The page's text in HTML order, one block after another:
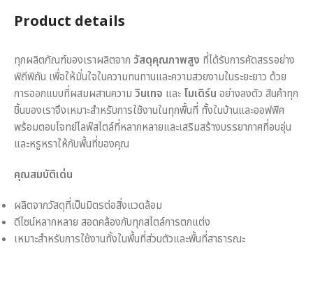
Product details
ทุกผลิตภัณฑ์ของเราผลิตจาก วัสดุคุณภาพสูง ที่ได้รับการคัดสรรอย่าง
พิถีพิถัน เพื่อให้มั่นใจในความทนทานและความสวยงามในระยะยาว ด้วย
การออกแบบที่ผสมผสานความ วินเทจ และ โมเดิร์น อย่างลงตัว สินค้าทุก
ชิ้นของเราจึงเหมาะสำหรับการใช้งานในทุกพื้นที่ ทั้งในบ้านและออฟฟิศ
พร้อมตอบโจทย์ไลฟ์สไตล์ที่หลากหลายและเสริมสร้างบรรยากาศที่อบอุ่น
และหรูหราให้กับพื้นที่ของคุณ
คุณสมบัติเด่น
ผลิตจากวัสดุที่เป็นมิตรต่อสิ่งแวดล้อม
ดีไซน์หลากหลาย สอดคล้องกับทุกสไตล์การตกแต่ง
เหมาะสำหรับการใช้งานทั้งในพื้นที่ส่วนตัวและพื้นที่สาธารณะ